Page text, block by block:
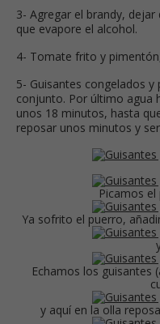
3- Agregar el brandy,
que evapore el alcohol.
4- Tomate frito y
5- Guisantes congelados
conjunto. Por último agua
unos 18 minutos, hasta
reposar unos minutos y
Picamos
Ya sofrito el puerro,
Echamos los guisantes
y aquí en la olla